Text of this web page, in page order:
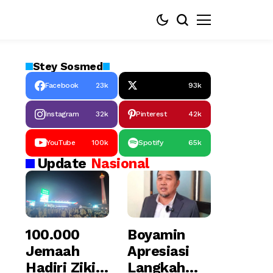
Stey Sosmed
Facebook 23k 93k
Instagram 32k Pinterest 42k
YouTube 100k Spotify 65k
Update Nasional
100.000
Jemaah
Hadiri Zikir
Boyamin
Apresiasi
Langkah